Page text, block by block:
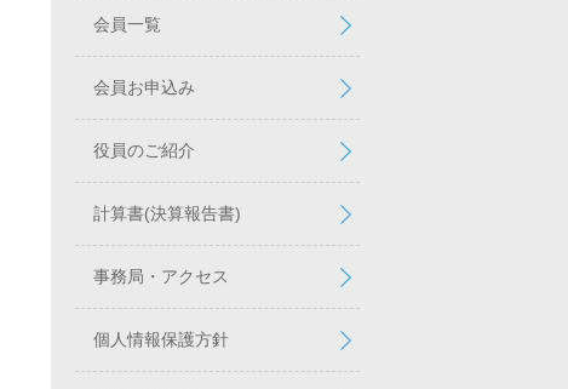
会員一覧
会員お申込み
役員のご紹介
計算書(決算報告書)
事務局・アクセス
個人情報保護方針